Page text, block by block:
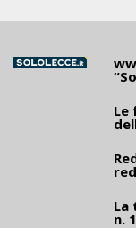
Le
La
n.